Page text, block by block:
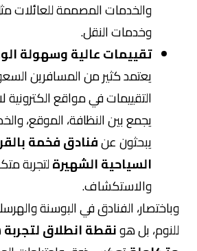
والخدمات المصممة للعائلات
وخدمات النقل.
تقييمات عالية وسهولة
يعتمد كثير من المسافرين
التقييمات في مواقع الكترونية
يجمع بين النظافة، الموقع،
يبحثون عنفنادق فخمة
السياحية الشهيرةلتجربة
والاستكشاف.
وباختصار، الفنادق في البوسنة
للنوم، بل هونقطة انطلاق